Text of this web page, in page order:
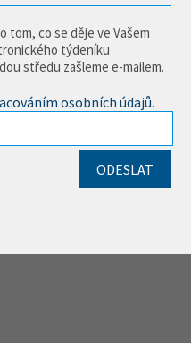
tom, co se děje ve Vašem
týdeníku
středu zašleme e-mailem.
osobních údajů.